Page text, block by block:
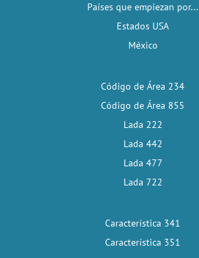
Países que empiezan por...
Estados USA
México
Código de Área 234
Código de Área 855
Lada 222
Lada 442
Lada 477
Lada 722
Característica 341
Característica 351